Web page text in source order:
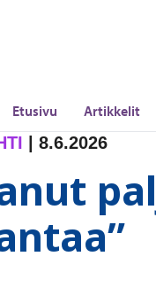
Etusivu Artikkelit
| 8.6.2026